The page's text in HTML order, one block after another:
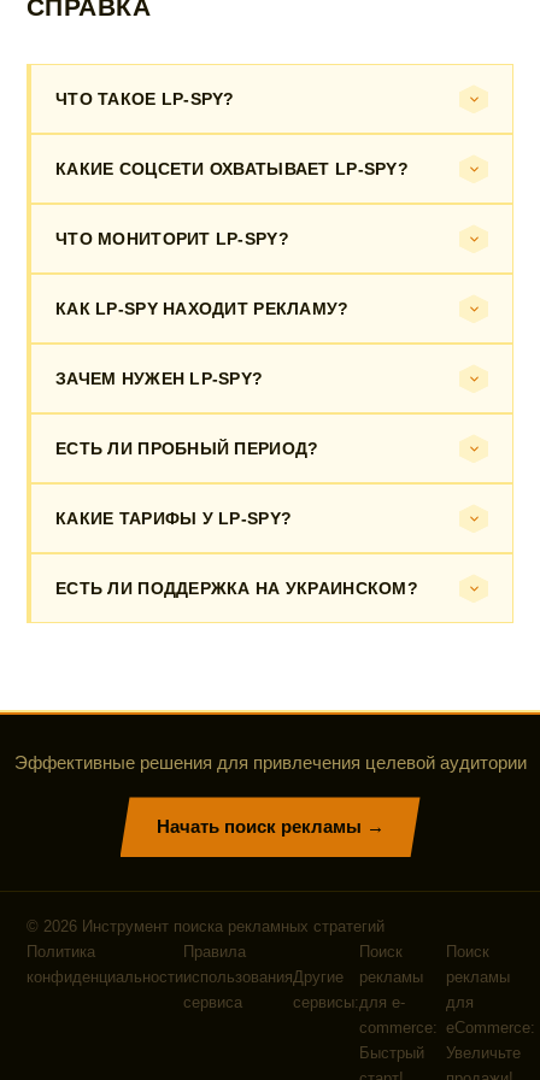
СПРАВКА
ЧТО ТАКОЕ LP-SPY?
КАКИЕ СОЦСЕТИ ОХВАТЫВАЕТ LP-SPY?
ЧТО МОНИТОРИТ LP-SPY?
КАК LP-SPY НАХОДИТ РЕКЛАМУ?
ЗАЧЕМ НУЖЕН LP-SPY?
ЕСТЬ ЛИ ПРОБНЫЙ ПЕРИОД?
КАКИЕ ТАРИФЫ У LP-SPY?
ЕСТЬ ЛИ ПОДДЕРЖКА НА УКРАИНСКОМ?
Эффективные решения для привлечения целевой аудитории
Начать поиск рекламы →
© 2026 Инструмент поиска рекламных стратегий
Политика
конфиденциальности
Правила
использования
сервиса
Другие
сервисы:
Поиск
рекламы
для e-
commerce:
Быстрый
Поиск
рекламы
для
eCommerce:
Увеличьте